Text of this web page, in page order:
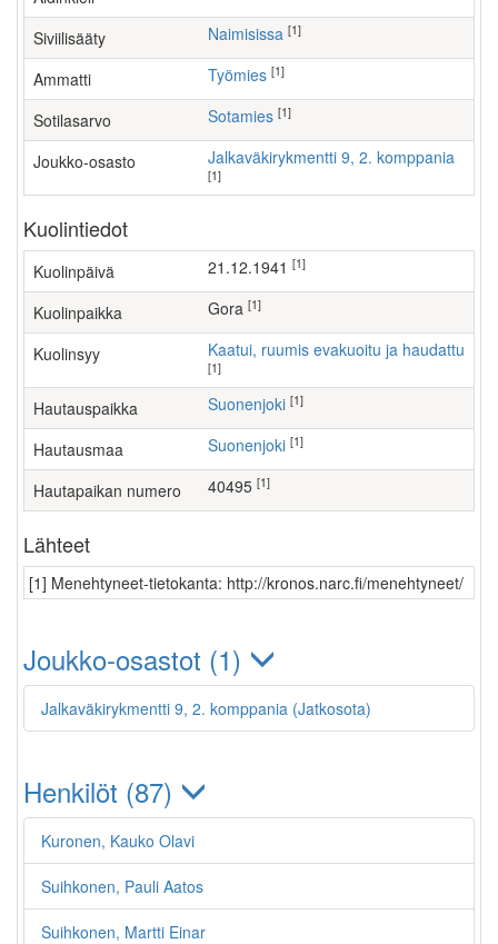
Siviilisääty Naimisissa [1]
Ammatti työmies [1]
Sotilasarvo Sotamies [1]
Joukko-osasto Jalkaväkirykmentti 9, 2. komppania
[1]
Kuolintiedot
Kuolinpäivä 21.12.1941 [1]
Kuolinpaikka Gora [1]
Kuolinsyy Kaatui, ruumis evakuoitu ja haudattu
[1]
Hautauspaikka Suonenjoki [1]
Hautausmaa Suonenjoki [1]
Hautapaikan numero 40495 [1]
Lähteet
[1] Menehtyneet-tietokanta: http://kronos.narc.fi/menehtyneet/
Joukko-osastot (1)
Jalkaväkirykmentti 9, 2. komppania (Jatkosota)
Henkilöt (87)
Kuronen, Kauko Olavi
Suihkonen, Pauli Aatos
Suihkonen, Martti Einar